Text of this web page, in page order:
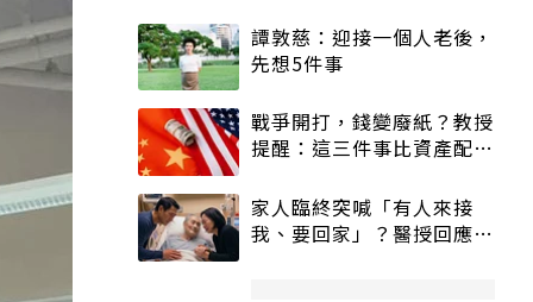
譚敦慈：迎接一個人老後，
先想5件事
戰爭開打，錢變廢紙？教授
提醒：這三件事比資產配置
家人臨終突喊「有人來接
我、要回家」？醫授回應方